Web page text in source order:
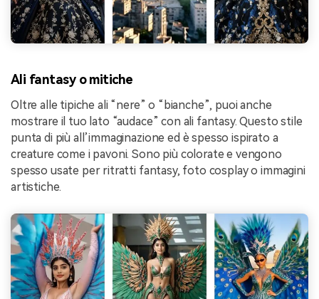
Ali fantasy o mitiche
Oltre alle tipiche ali “nere” o “bianche”, puoi anche
mostrare il tuo lato “audace” con ali fantasy. Questo stile
punta di più all’immaginazione ed è spesso ispirato a
creature come i pavoni. Sono più colorate e vengono
spesso usate per ritratti fantasy, foto cosplay o immagini
artistiche.